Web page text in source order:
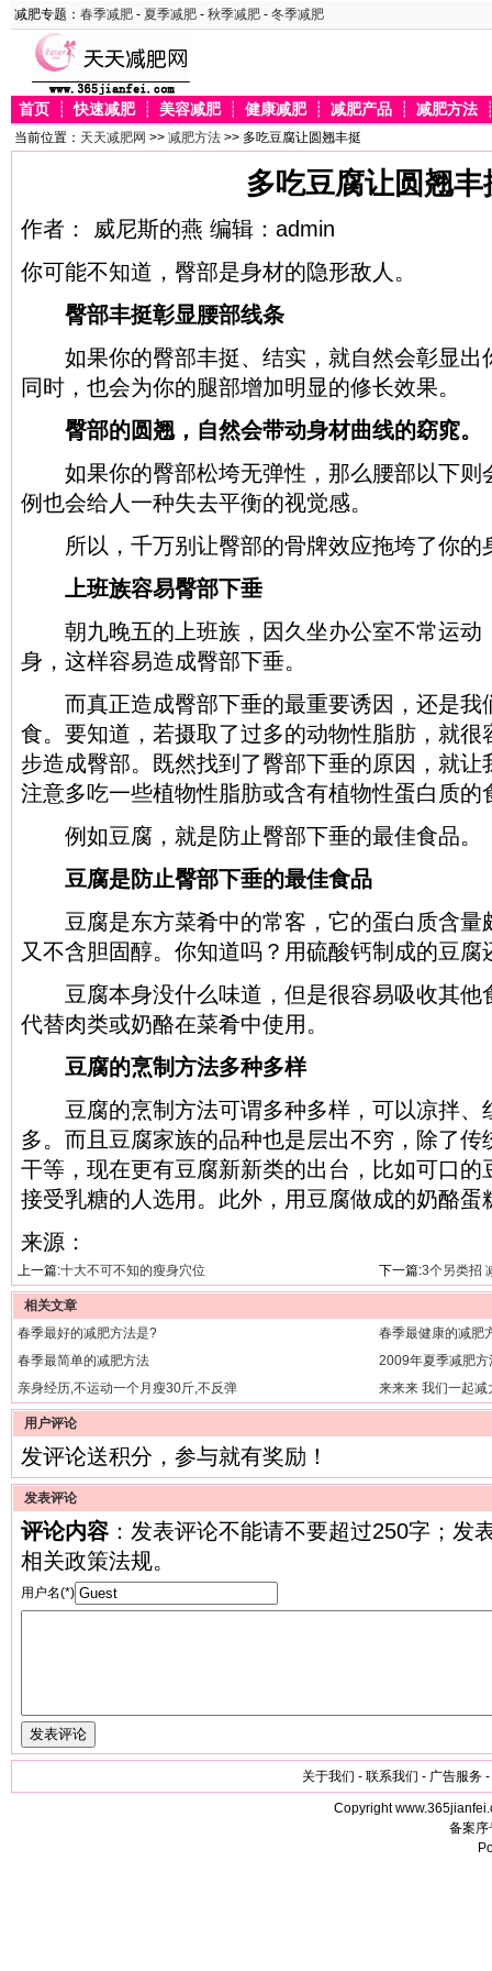
减肥专题： 春季减肥 - 夏季减肥 - 秋季减肥 - 冬季减肥
首页 ┊ 快速减肥 ┊ 美容减肥 ┊ 健康减肥 ┊ 减肥产品 ┊ 减肥方法
当前位置： 天天减肥网 >> 减肥方法 >> 多吃豆腐让圆翘丰挺
多吃豆腐让圆翘丰
作者： 威尼斯的燕 编辑：admin
你可能不知道，臀部是身材的隐形敌人。
臀部丰挺彰显腰部线条
如果你的臀部丰挺、结实，就自然会彰显出
同时，也会为你的腿部增加明显的修长效果。
臀部的圆翘，自然会带动身材曲线的窈窕。
如果你的臀部松垮无弹性，那么腰部以下则
例也会给人一种失去平衡的视觉感。
所以，千万别让臀部的骨牌效应拖垮了你的
上班族容易臀部下垂
朝九晚五的上班族，因久坐办公室不常运动
身，这样容易造成臀部下垂。
而真正造成臀部下垂的最重要诱因，还是我
食。要知道，若摄取了过多的动物性脂肪，就很
步造成臀部。既然找到了臀部下垂的原因，就
注意多吃一些植物性脂肪或含有植物性蛋白质的
例如豆腐，就是防止臀部下垂的最佳食品。
豆腐是防止臀部下垂的最佳食品
豆腐是东方菜肴中的常客，它的蛋白质含量
又不含胆固醇。你知道吗？用硫酸钙制成的豆腐
豆腐本身没什么味道，但是很容易吸收其他
代替肉类或奶酪在菜肴中使用。
豆腐的烹制方法多种多样
豆腐的烹制方法可谓多种多样，可以凉拌、
多。而且豆腐家族的品种也是层出不穷，除了
干等，现在更有豆腐新新类的出台，比如可口的
接受乳糖的人选用。此外，用豆腐做成的奶酪蛋
来源：
上一篇:十大不可不知的瘦身穴位 下一篇:3个另类招
相关文章
春季最好的减肥方法是?
春季最健康的减肥
春季最简单的减肥方法
2009年夏季减肥
亲身经历,不运动一个月瘦30斤,不反弹
来来来 我们一起减
用户评论
发评论送积分，参与就有奖励！
发表评论
评论内容 ：发表评论不能请不要超过250字；发
相关政策法规。
用户名(*)
关于我们 - 联系我们 - 广告服务
Copyright
备案序